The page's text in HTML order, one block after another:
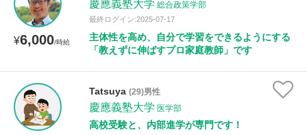
¥6,000/時給
慶應義塾大学 総合政策学部
最終ログイン:2025-07-17
主体性を高め、自分で学習をできるようにする
「教えずに伸ばすプロ家庭教師」です
Tatsuya (29)男性
慶應義塾大学 医学部
高校受験と、内部進学が専門です！